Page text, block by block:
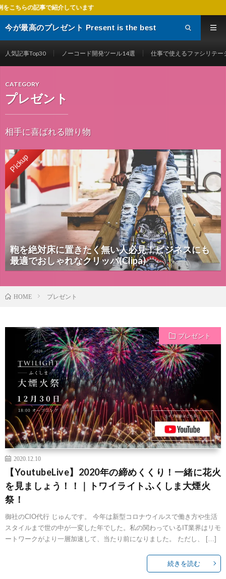
います
今が最高のプレゼント Present is the best
人気記事Top30 ノーコード開発ツール14選 仕事で使えるファシリテー
CATEGORY
プレゼント
相手に喜ばれる贈り物
Pickup
鞄を絶対床に置きたく無い人必見！ビジネスにも
最適でおしゃれなクリッパ(Clipa)
HOME プレゼント
プレゼント
2020.12.10
【YoutubeLive】2020年の締めくくり！一緒に花火
を見ましょう！！｜トワイライトふくしま大煙火
祭！
御社のCIO代行 じゅんです。 今年は新型コロナウイルスで働き方や生活
スタイルまで世の中が一変した年でした。私の関わっているIT業界はリモ
ートワークがより一層加速して、当たり前になりました。 ただし、 […]
続きを読む